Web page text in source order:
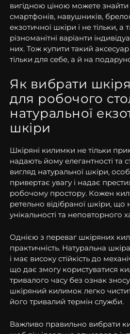
вигідною ціною можете
смартфонів, навушників,
екзотичної шкіри і не тільки,
різноманітні варіанти
них. Тож купити такий
тільки для себе, а й на
Як вибрати
для робочого
натуральної
шкіри
Шкіряні килимки не тільки
надають йому елегантності та
вигляд натуральної шкіри,
привертає увагу і надає
робочому простору. Кожен
ретельно відібраної шкіри,
унікальності та неповторного
Однією з переваг шкіряних
практичність. Натуральна
і має високу стійкість до
що дає змогу користуватися
тривалого часу без ознак
шкіряний килимок легко
його тривалий термін служби.
Важливо правильно вибрати